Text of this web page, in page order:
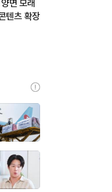
면 모래
텐츠 확장